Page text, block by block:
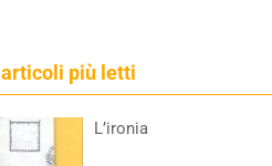
più letti
L’ironia